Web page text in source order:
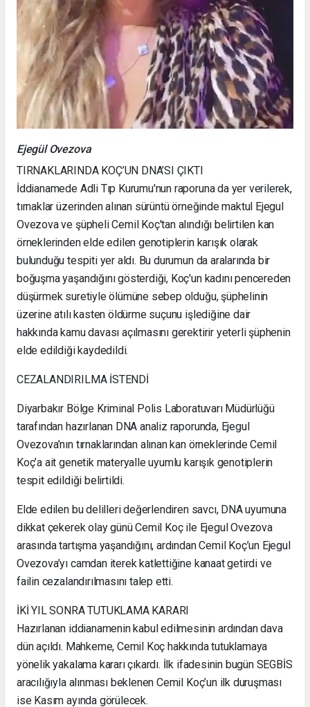
Ejegül Ovezova
TIRNAKLARINDA KOÇ’UN DNA’SI ÇIKTI
İddianamede Adli Tıp Kurumu'nun raporuna da yer verilerek,
tırnaklar üzerinden alınan sürüntü örneğinde maktul Ejegul
Ovezova ve şüpheli Cemil Koç'tan alındığı belirtilen kan
örneklerinden elde edilen genotiplerin karışık olarak
bulunduğu tespiti yer aldı. Bu durumun da aralarında bir
boğuşma yaşandığını gösterdiği, Koç'un kadını pencereden
düşürmek suretiyle ölümüne sebep olduğu, şüphelinin
üzerine atılı kasten öldürme suçunu işlediğine dair
hakkında kamu davası açılmasını gerektirir yeterli şüphenin
elde edildiği kaydedildi.
CEZALANDIRILMA İSTENDİ
Diyarbakır Bölge Kriminal Polis Laboratuvarı Müdürlüğü
tarafından hazırlanan DNA analiz raporunda, Ejegul
Ovezova’nın tırnaklarından alınan kan örneklerinde Cemil
Koç’a ait genetik materyalle uyumlu karışık genotiplerin
tespit edildiği belirtildi.
Elde edilen bu delilleri değerlendiren savcı, DNA uyumuna
dikkat çekerek olay günü Cemil Koç ile Ejegul Ovezova
arasında tartışma yaşandığını, ardından Cemil Koç’un Ejegul
Ovezova’yı camdan iterek katlettiğine kanaat getirdi ve
failin cezalandırılmasını talep etti.
İKİ YIL SONRA TUTUKLAMA KARARI
Hazırlanan iddianamenin kabul edilmesinin ardından dava
dün açıldı. Mahkeme, Cemil Koç hakkında tutuklamaya
yönelik yakalama kararı çıkardı. İlk ifadesinin bugün SEGBİS
aracılığıyla alınması beklenen Cemil Koç’un ilk duruşması
ise Kasım ayında görülecek.